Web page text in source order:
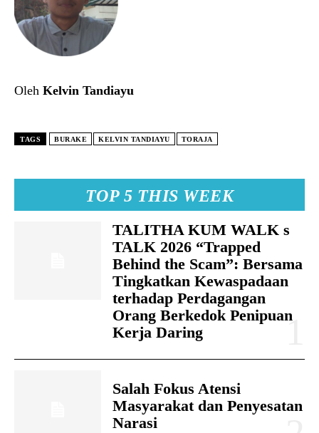
TOP 5 THIS WEEK
TALITHA KUM WALK s
TALK 2026 “Trapped
Behind the Scam”: Bersama
Tingkatkan Kewaspadaan
terhadap Perdagangan
Orang Berkedok Penipuan
Kerja Daring
Salah Fokus Atensi
Masyarakat dan Penyesatan
Narasi
Oleh Kelvin Tandiayu
TAGS BURAKE KELVIN TANDIAYU TORAJA